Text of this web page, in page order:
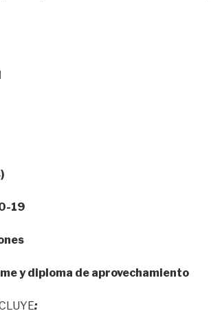
19
y diploma de aprovechamiento
: